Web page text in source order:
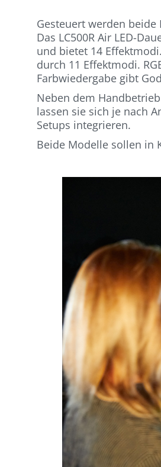
Gesteuert werden
Das LC500R Air LED-
und bietet 14
durch 11 Effektmodi.
Farbwiedergabe gibt
Neben dem
lassen sie sich je nach
Setups integrieren.
Beide Modelle sollen in